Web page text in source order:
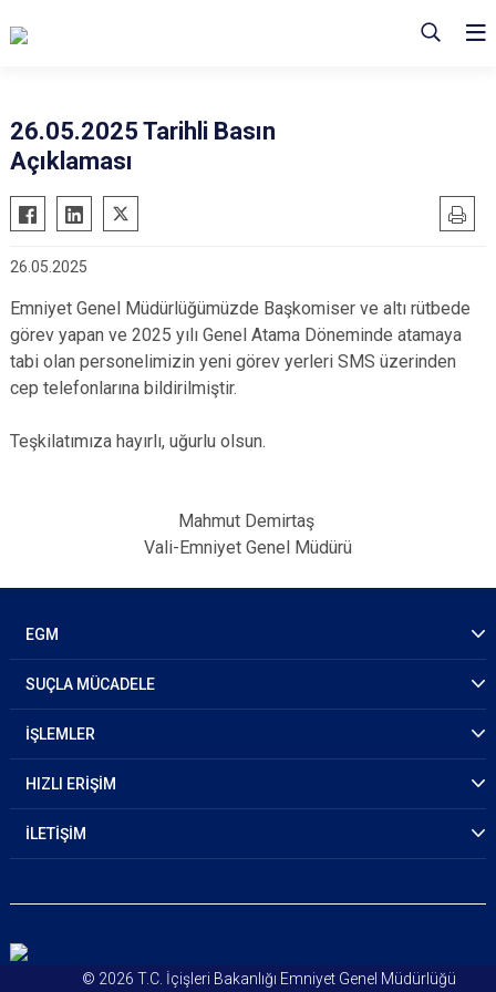
26.05.2025 Tarihli Basın
Açıklaması
26.05.2025
Emniyet Genel Müdürlüğümüzde Başkomiser ve altı rütbede
görev yapan ve 2025 yılı Genel Atama Döneminde atamaya
tabi olan personelimizin yeni görev yerleri SMS üzerinden
cep telefonlarına bildirilmiştir.
Teşkilatımıza hayırlı, uğurlu olsun.
Mahmut Demirtaş
Vali-Emniyet Genel Müdürü
EGM
SUÇLA MÜCADELE
İŞLEMLER
HIZLI ERİŞİM
İLETİŞİM
© 2026 T.C. İçişleri Bakanlığı Emniyet Genel Müdürlüğü